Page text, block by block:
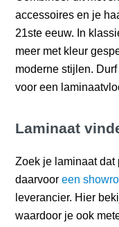
accessoires en je
21ste eeuw. In
meer met kleur
moderne stijlen.
voor een
Laminaat
Zoek je laminaat
daarvooreen
leverancier. Hier
waardoor je ook